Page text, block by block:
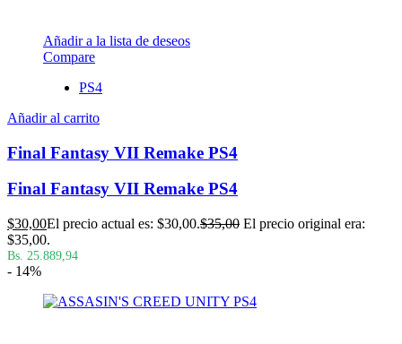
Añadir a la lista de deseos
Compare
PS4
Añadir al carrito
Final Fantasy VII Remake PS4
Final Fantasy VII Remake PS4
$30,00El precio actual es: $30,00.$35,00 El precio original era:
$35,00.
Bs. 25.889,94
- 14%